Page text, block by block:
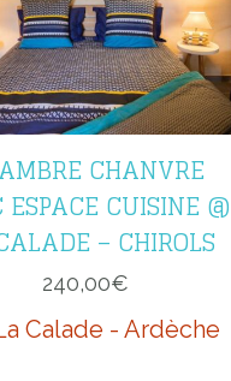
CHANVRE
CUISINE @
– CHIROLS
240,00€
Calade - Ardèche